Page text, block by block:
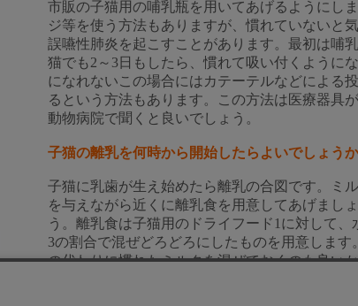
市販の子猫用の哺乳瓶を用いてあげるようにし
ジ等を使う方法もありますが、慣れていないと
誤嚥性肺炎を起こすことがあります。最初は哺
猫でも2～3日もしたら、慣れて吸い付くように
になれないこの場合にはカテーテルなどによる
るという方法もあります。この方法は医療器具
動物病院で聞くと良いでしょう。
子猫の離乳を何時から開始したらよいでしょう
子猫に乳歯が生え始めたら離乳の合図です。ミ
を与えながら近くに離乳食を用意してあげましょ
う。離乳食は子猫用のドライフード1に対して、
3の割合で混ぜどろどろにしたものを用意します
の代わりに慣れたミルクを混ぜておくのも良い